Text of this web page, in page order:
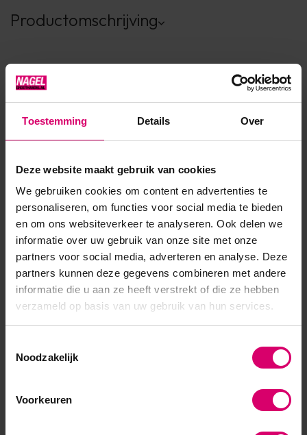
Toestemming Details Over
Deze website maakt gebruik van cookies
We gebruiken cookies om content en advertenties te
personaliseren, om functies voor social media te bieden
en om ons websiteverkeer te analyseren. Ook delen we
informatie over uw gebruik van onze site met onze
partners voor social media, adverteren en analyse. Deze
partners kunnen deze gegevens combineren met andere
informatie die u aan ze heeft verstrekt of die ze hebben
verzameld op basis van uw gebruik van hun services.
Noodzakelijk
Voorkeuren
Productomschrijving
Product specificaties
SKU 571189